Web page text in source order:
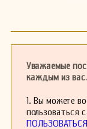
Уважаемые
каждым из
1. Вы можете
пользоваться